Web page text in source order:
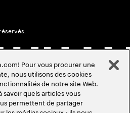
Pour vous procurer une
nous utilisons des cookies
de notre site Web.
savoir quels articles vous
permettent de partager